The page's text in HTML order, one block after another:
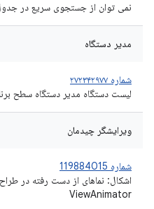
نمی توان از جستجوی سریع در جدول
مدیر دستگاه
شماره ۲۷۲۳۴۲۹۷۷
لیست دستگاه مدیر دستگاه سطح
ویرایشگر چیدمان
شماره 119884015
ViewAnimator